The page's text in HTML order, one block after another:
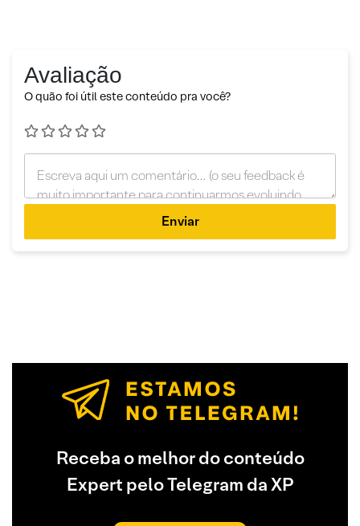
Avaliação
O quão foi útil este conteúdo pra você?
Enviar
Receba o melhor do conteúdo
Expert pelo Telegram da XP